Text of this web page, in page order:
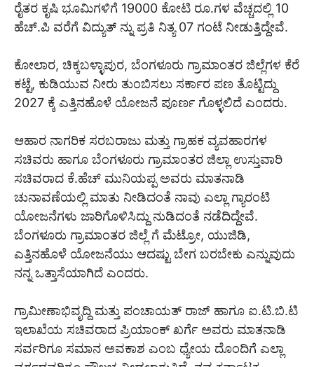
ರೈತರ ಕೃಷಿ ಭೂಮಿಗಳಿಗೆ 19000 ಕೋಟಿ ರೂ.ಗಳ ವೆಚ್ಚದಲ್ಲಿ 10
ಹೆಚ್.ಪಿ ವರೆಗೆ ವಿದ್ಯುತ್ ನ್ನು ಪ್ರತಿ ನಿತ್ಯ 07 ಗಂಟೆ ನೀಡುತ್ತಿದ್ದೇವೆ.
ಕೋಲಾರ, ಚಿಕ್ಕಬಳ್ಳಾಪುರ, ಬೆಂಗಳೂರು ಗ್ರಾಮಾಂತರ ಜಿಲ್ಲೆಗಳ ಕೆರೆ
ಕಟ್ಟೆ, ಕುಡಿಯುವ ನೀರು ತುಂಬಿಸಲು ಸರ್ಕಾರ ಪಣ ತೊಟ್ಟಿದ್ದು
2027 ಕ್ಕೆ ಎತ್ತಿನಹೊಳೆ ಯೋಜನೆ ಪೂರ್ಣ ಗೊಳ್ಳಲಿದೆ ಎಂದರು.
ಆಹಾರ ನಾಗರಿಕ ಸರಬರಾಜು ಮತ್ತು ಗ್ರಾಹಕ ವ್ಯವಹಾರಗಳ
ಸಚಿವರು ಹಾಗೂ ಬೆಂಗಳೂರು ಗ್ರಾಮಾಂತರ ಜಿಲ್ಲಾ ಉಸ್ತುವಾರಿ
ಸಚಿವರಾದ ಕೆ.ಹೆಚ್ ಮುನಿಯಪ್ಪ ಅವರು ಮಾತನಾಡಿ
ಚುನಾವಣೆಯಲ್ಲಿ ಮಾತು ನೀಡಿದಂತೆ ನಾವು ಎಲ್ಲಾ ಗ್ಯಾರಂಟಿ
ಯೋಜನೆಗಳು ಜಾರಿಗೊಳಿಸಿದ್ದು ನುಡಿದಂತೆ ನಡೆದಿದ್ದೇವೆ.
ಬೆಂಗಳೂರು ಗ್ರಾಮಾಂತರ ಜಿಲ್ಲೆ ಗೆ ಮೆಟ್ರೋ, ಯುಜಿಡಿ,
ಎತ್ತಿನಹೊಳೆ ಯೋಜನೆಯು ಆದಷ್ಟು ಬೇಗ ಬರಬೇಕು ಎನ್ನುವುದು
ನನ್ನ ಒತ್ತಾಸೆಯಾಗಿದೆ ಎಂದರು.
ಗ್ರಾಮೀಣಾಭಿವೃದ್ದಿ ಮತ್ತು ಪಂಚಾಯತ್ ರಾಜ್ ಹಾಗೂ ಐ.ಟಿ.ಬಿ.ಟಿ
ಇಲಾಖೆಯ ಸಚಿವರಾದ ಪ್ರಿಯಾಂಕ್ ಖರ್ಗೆ ಅವರು ಮಾತನಾಡಿ
ಸರ್ವರಿಗೂ ಸಮಾನ ಅವಕಾಶ ಎಂಬ ಧ್ಯೇಯ ದೊಂದಿಗೆ ಎಲ್ಲಾ